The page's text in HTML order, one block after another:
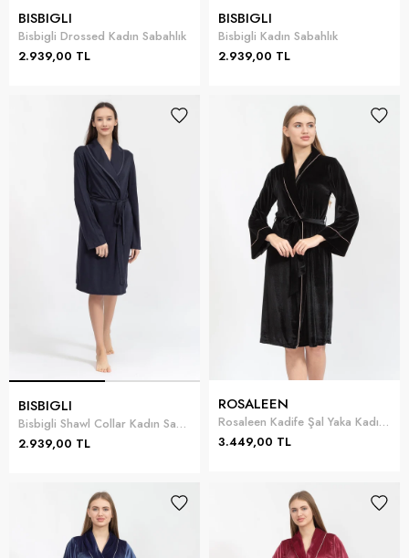
BISBIGLI
Bisbigli Drossed Kadın Sabahlık
2.939,00 TL
BISBIGLI
Bisbigli Kadın Sabahlık
2.939,00 TL
BISBIGLI
Bisbigli Shawl Collar Kadın Sabahlık
2.939,00 TL
ROSALEEN
Rosaleen Kadife Şal Yaka Kadın Sabahlık
3.449,00 TL